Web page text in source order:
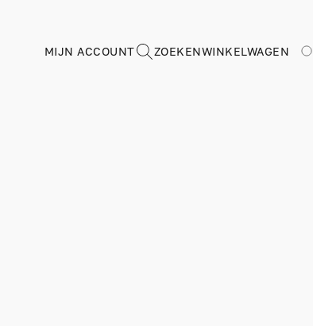
MIJN ACCOUNT ZOEKENWINKELWAGEN